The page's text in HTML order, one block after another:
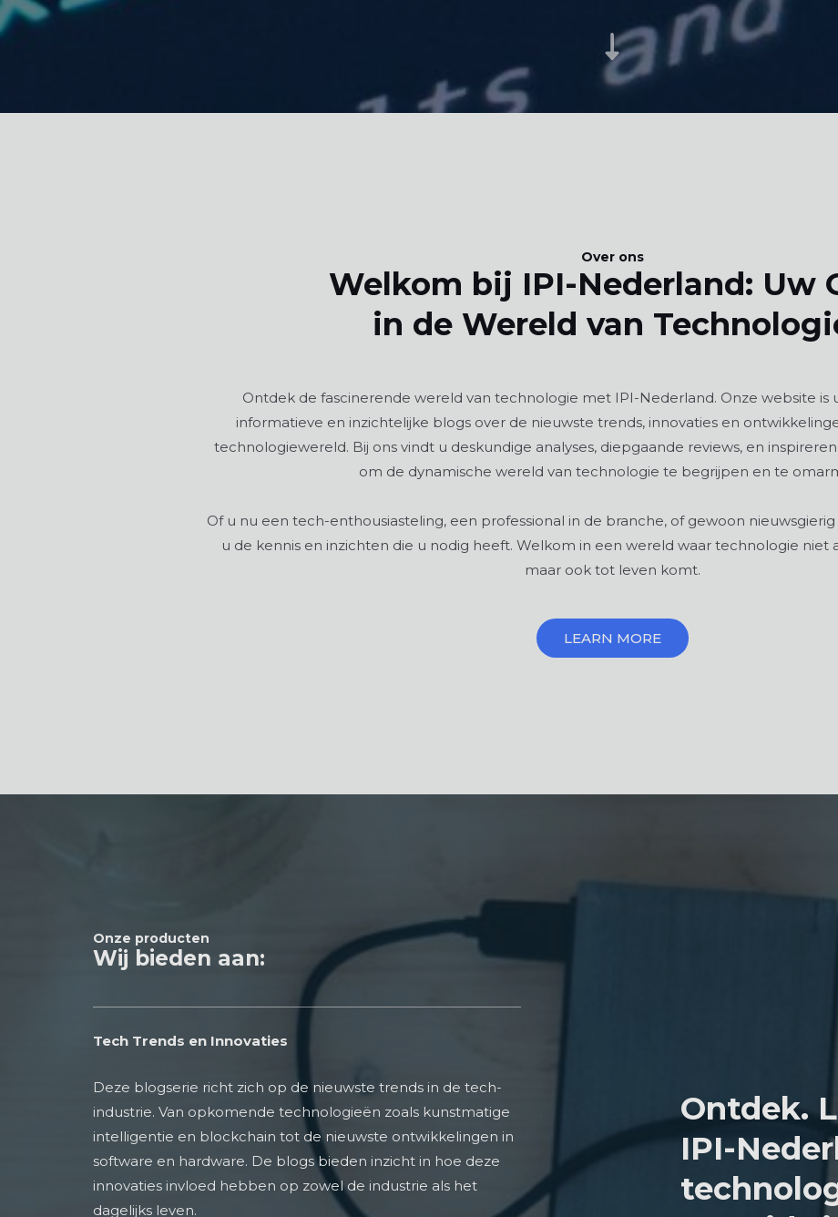
Over ons
Welkom bij IPI-Nederland: Uw
in de Wereld van
Ontdek de fascinerende wereld van technologie met IPI-Nederland. Onze website is
informatieve en inzichtelijke blogs over de nieuwste trends, innovaties en
technologiewereld. Bij ons vindt u deskundige analyses, diepgaande reviews, en
om de dynamische wereld van technologie te begrijpen en te
Of u nu een tech-enthousiasteling, een professional in de branche, of gewoon
u de kennis en inzichten die u nodig heeft. Welkom in een wereld waar technologie niet
maar ook tot leven komt.
LEARN MORE
Onze producten
Wij bieden aan:
Tech Trends en Innovaties
Deze blogserie richt zich op de nieuwste trends in de tech-
industrie. Van opkomende technologieën zoals kunstmatige
intelligentie en blockchain tot de nieuwste ontwikkelingen in
software en hardware. De blogs bieden inzicht in hoe deze
innovaties invloed hebben op zowel de industrie als het
dagelijks leven.
Ontdek.
IPI-